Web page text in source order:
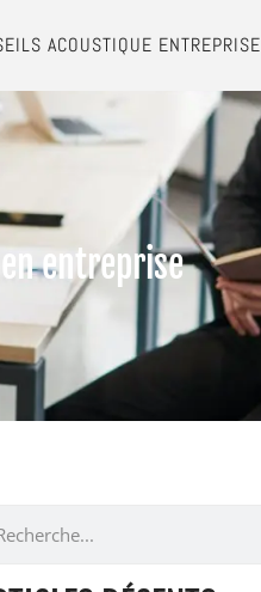
ACOUSTIQUE ENTREPRISE
entreprise